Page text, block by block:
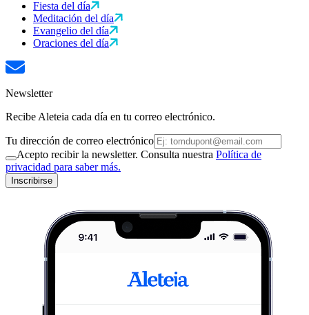
Fiesta del día
Meditación del día
Evangelio del día
Oraciones del día
Newsletter
Recibe Aleteia cada día en tu correo electrónico.
Tu dirección de correo electrónico
Acepto recibir la newsletter. Consulta nuestra Política de
privacidad para saber más.
Inscribirse